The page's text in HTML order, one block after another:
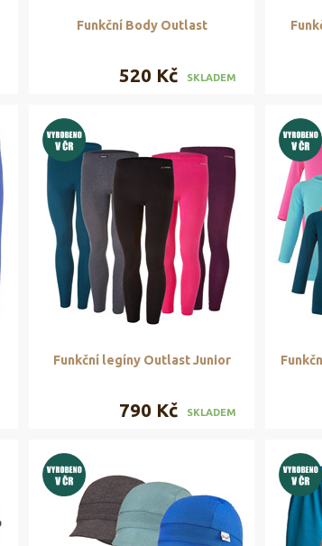
Funkční Body Outlast
520 Kč SKLADEM
Funkční legíny Outlast Junior
790 Kč SKLADEM